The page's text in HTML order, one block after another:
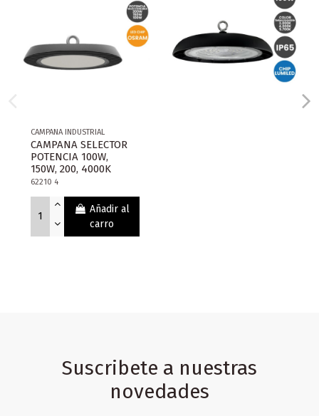
CAMPANA INDUSTRIAL
CAMPANA SELECTOR
POTENCIA 100W,
150W, 200, 4000K
62210 4
Añadir al
carro
Suscribete a nuestras
novedades